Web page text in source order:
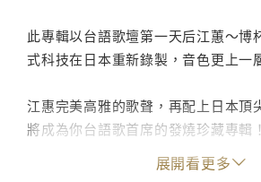
此專輯以台語歌壇第一天后江蕙～博
式科技在日本重新錄製，音色更上一
江惠完美高雅的歌聲，再配上日本頂
將成為你台語歌首席的發燒珍藏專輯！
展開看更多